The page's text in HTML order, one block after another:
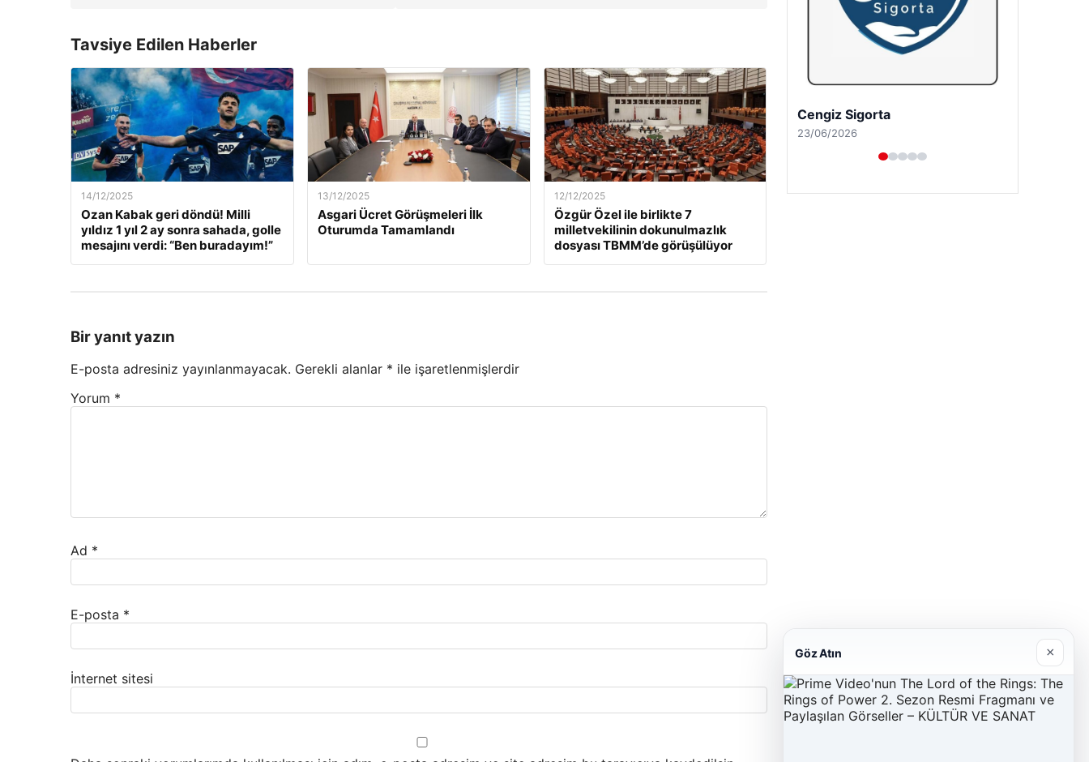
Tavsiye Edilen Haberler
14/12/2025
Ozan Kabak geri döndü! Milli
yıldız 1 yıl 2 ay sonra sahada, golle
mesajını verdi: “Ben buradayım!”
13/12/2025
Asgari Ücret Görüşmeleri İlk
Oturumda Tamamlandı
12/12/2025
Özgür Özel ile birlikte 7
milletvekilinin dokunulmazlık
dosyası TBMM’de görüşülüyor
Bir yanıt yazın
E-posta adresiniz yayınlanmayacak. Gerekli alanlar * ile işaretlenmişlerdir
Yorum *
Ad *
E-posta *
İnternet sitesi
Hastaş Beton
26/05/2026
Göz Atın ×